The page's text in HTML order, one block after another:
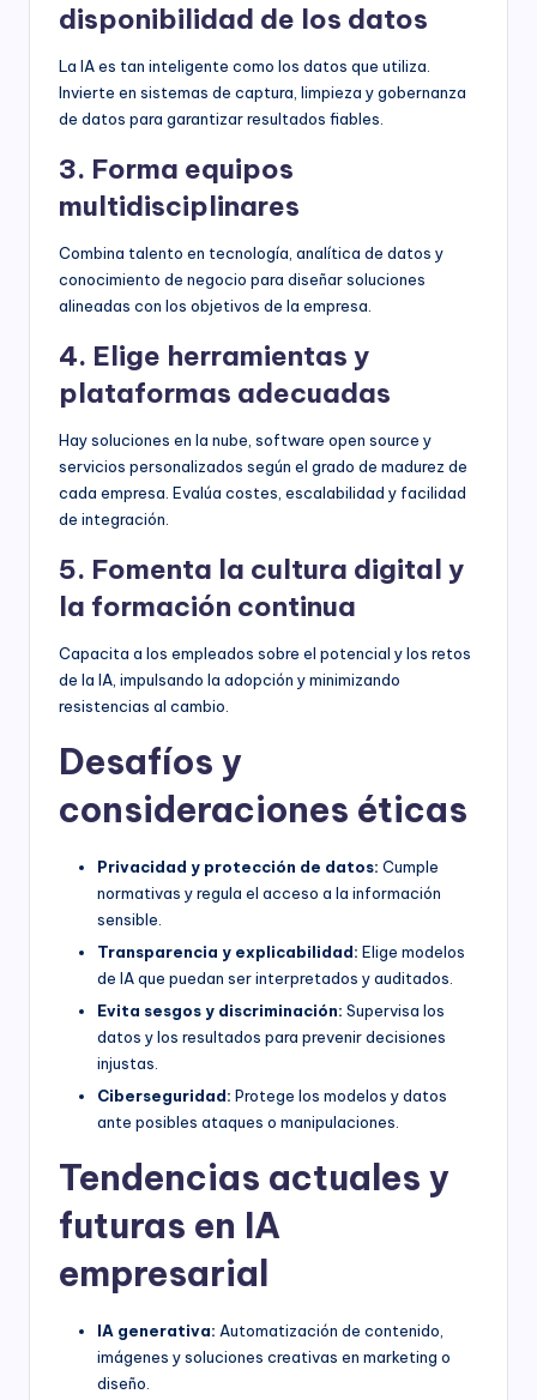
disponibilidad de los datos
La IA es tan inteligente como los datos que utiliza.
Invierte en sistemas de captura, limpieza y gobernanza
de datos para garantizar resultados fiables.
3. Forma equipos
multidisciplinares
Combina talento en tecnología, analítica de datos y
conocimiento de negocio para diseñar soluciones
alineadas con los objetivos de la empresa.
4. Elige herramientas y
plataformas adecuadas
Hay soluciones en la nube, software open source y
servicios personalizados según el grado de madurez de
cada empresa. Evalúa costes, escalabilidad y facilidad
de integración.
5. Fomenta la cultura digital y
la formación continua
Capacita a los empleados sobre el potencial y los retos
de la IA, impulsando la adopción y minimizando
resistencias al cambio.
Desafíos y
consideraciones éticas
Privacidad y protección de datos: Cumple
normativas y regula el acceso a la información
sensible.
Transparencia y explicabilidad: Elige modelos
de IA que puedan ser interpretados y auditados.
Evita sesgos y discriminación: Supervisa los
datos y los resultados para prevenir decisiones
injustas.
Ciberseguridad: Protege los modelos y datos
ante posibles ataques o manipulaciones.
Tendencias actuales y
futuras en IA
empresarial
IA generativa: Automatización de contenido,
imágenes y soluciones creativas en marketing o
diseño.